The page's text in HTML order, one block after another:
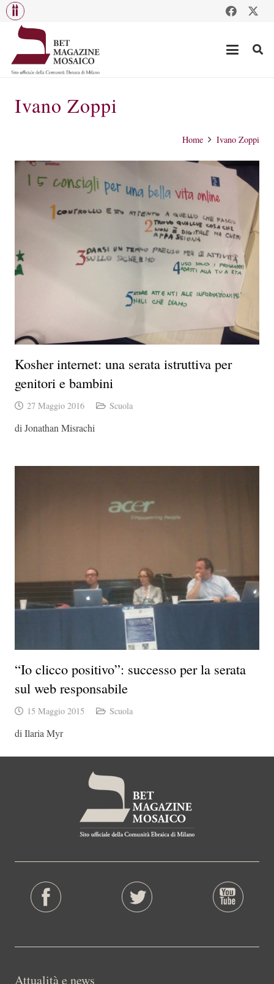
Ivano Zoppi
Home Ivano Zoppi
Kosher internet: una serata istruttiva per
genitori e bambini
27 Maggio 2016 Scuola
di Jonathan Misrachi
“Io clicco positivo”: successo per la serata
sul web responsabile
15 Maggio 2015 Scuola
di Ilaria Myr
Attualità e news